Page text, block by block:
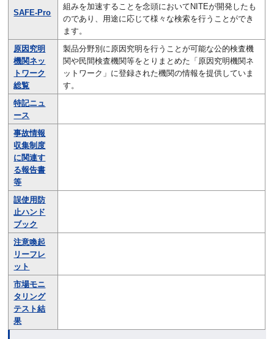
SAFE-Pro
組みを加速することを念頭においてNITEが開発したも
のであり、用途に応じて様々な検索を行うことができ
ます。
原因究明
機関ネッ
トワーク
総覧
製品分野別に原因究明を行うことが可能な公的検査機
関や民間検査機関等をとりまとめた「原因究明機関ネ
ットワーク」に登録された機関の情報を提供していま
す。
特記ニュ
ース
事故情報
収集制度
に関連す
る報告書
等
誤使用防
止ハンド
ブック
注意喚起
リーフレ
ット
市場モニ
タリング
テスト結
果